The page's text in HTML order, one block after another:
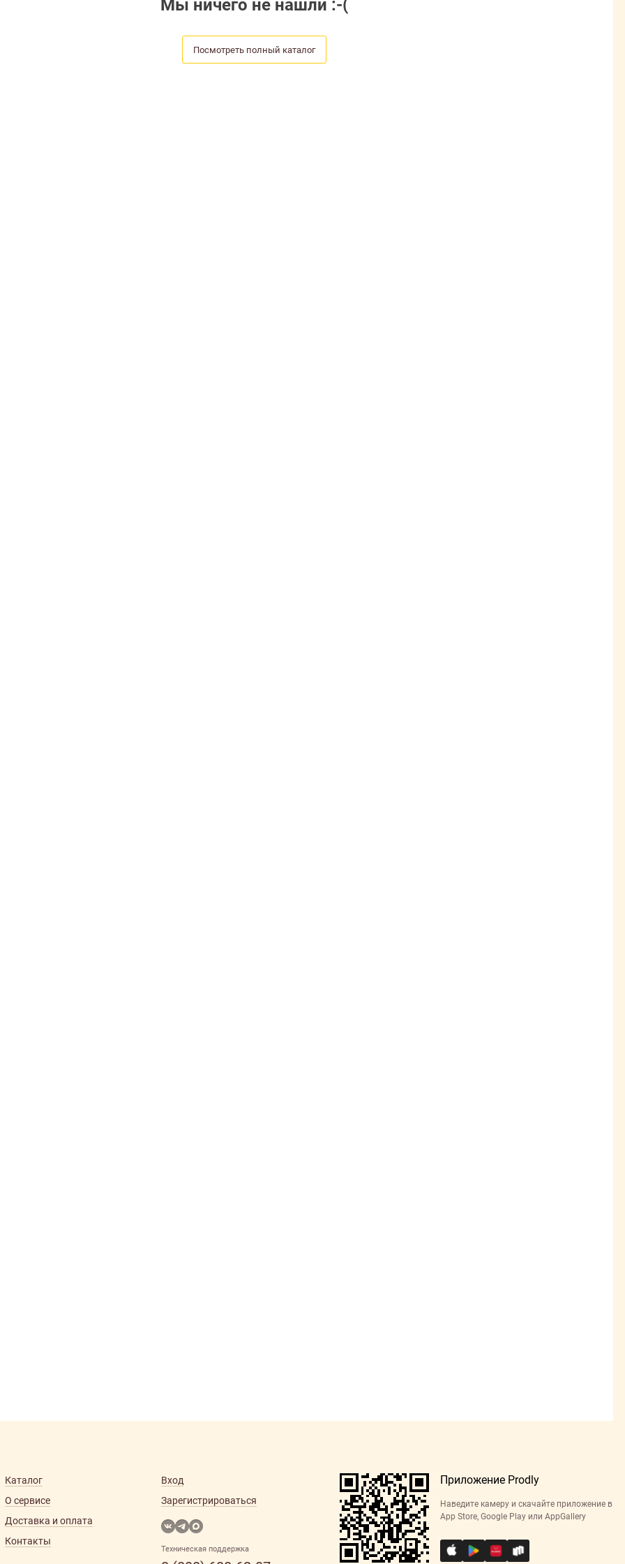
Мы ничего не нашли :-(
Посмотреть полный каталог
Каталог
О сервисе
Доставка и оплата
Контакты
Вход
Зарегистрироваться
Техническая поддержка
Приложение Prodly
Наведите камеру и скачайте приложение в
App Store, Google Play или AppGallery